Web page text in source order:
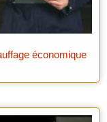
économique